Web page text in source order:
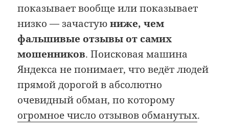
показывает вообще или показывает
низко — зачастуюниже, чем
фальшивые отзывы от самих
мошенников. Поисковая машина
Яндекса не понимает, что ведёт людей
прямой дорогой в абсолютно
очевидный обман, по которому
огромное число отзывов обманутых.